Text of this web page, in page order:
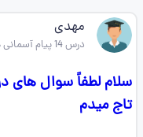
مهدی
درس 14 پیام آسمانی هشتم
تاج میدم